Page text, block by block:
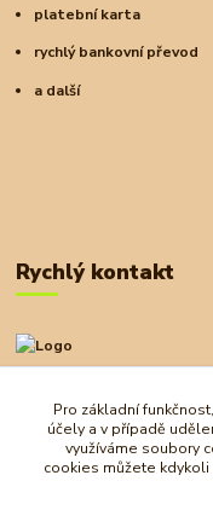
platební karta
rychlý bankovní převod
a další
Rychlý kontakt
+420 727 972 830
Pro základní
účely a v případě
využíváme soubory
cookies můžete